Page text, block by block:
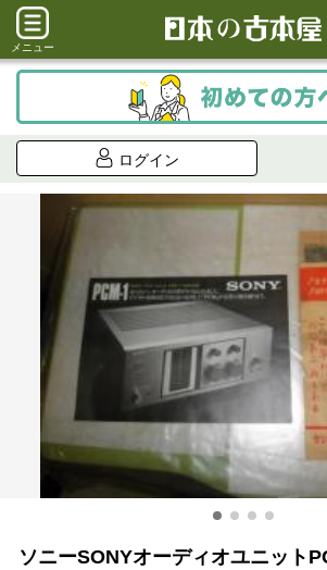
メニュー
ログイン
ソニーSONYオーディオユニット